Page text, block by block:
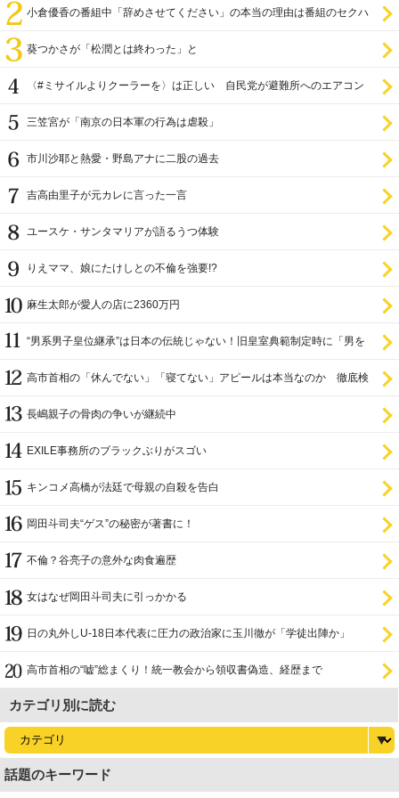
小倉優香の番組中「辞めさせてください」の本当の理由は番組のセクハ
葵つかさが「松潤とは終わった」と
〈#ミサイルよりクーラーを〉は正しい 自民党が避難所へのエアコン
三笠宮が「南京の日本軍の行為は虐殺」
市川沙耶と熱愛・野島アナに二股の過去
吉高由里子が元カレに言った一言
ユースケ・サンタマリアが語るうつ体験
りえママ、娘にたけしとの不倫を強要!?
麻生太郎が愛人の店に2360万円
“男系男子皇位継承”は日本の伝統じゃない！旧皇室典範制定時に「男を
高市首相の「休んでない」「寝てない」アピールは本当なのか 徹底検
長嶋親子の骨肉の争いが継続中
EXILE事務所のブラックぶりがスゴい
キンコメ高橋が法廷で母親の自殺を告白
岡田斗司夫“ゲス”の秘密が著書に！
不倫？谷亮子の意外な肉食遍歴
女はなぜ岡田斗司夫に引っかかる
日の丸外しU-18日本代表に圧力の政治家に玉川徹が「学徒出陣か」
高市首相の“嘘”総まくり！統一教会から領収書偽造、経歴まで
カテゴリ別に読む
話題のキーワード